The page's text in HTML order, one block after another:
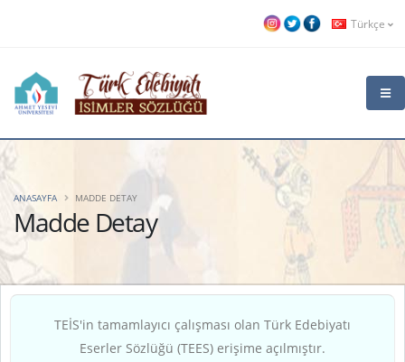
Türkçe
Madde Detay
ANASAYFA MADDE DETAY
TEİS'in tamamlayıcı çalışması olan Türk Edebiyatı
Eserler Sözlüğü (TEES) erişime açılmıştır.